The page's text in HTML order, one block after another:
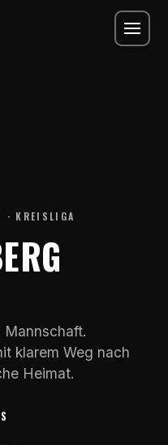
· KREISLIGA
Mannschaft.
klarem Weg nach
Heimat.